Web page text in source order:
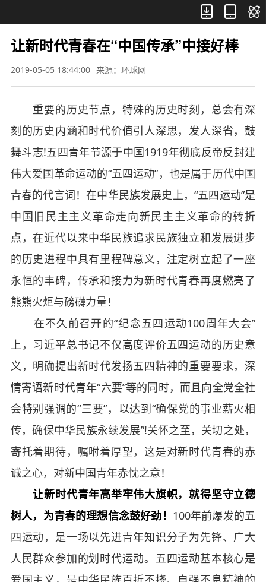



让新时代青春在“中国传承”中接好棒
2019-05-05 18:44:00 来源：环球网
重要的历史节点，特殊的历史时刻，总会有深
刻的历史内涵和时代价值引人深思，发人深省，鼓
舞斗志!五四青年节源于中国1919年彻底反帝反封建
伟大爱国革命运动的“五四运动”，也是属于历代中国
青春的代言词！在中华民族发展史上，“五四运动”是
中国旧民主主义革命走向新民主主义革命的转折
点，在近代以来中华民族追求民族独立和发展进步
的历史进程中具有里程碑意义，注定树立起了一座
永恒的丰碑，传承和接力为新时代青春再度燃亮了
熊熊火炬与磅礴力量！
在不久前召开的“纪念五四运动100周年大会”
上，习近平总书记不仅高度评价五四运动的历史意
义，明确提出新时代发扬五四精神的重要要求，深
情寄语新时代青年“六要”等的同时，而且向全党全社
会特别强调的“三要”，以达到“确保党的事业薪火相
传，确保中华民族永续发展”!关怀之至，关切之处，
寄托着期待，嘱咐着厚望，这是对新时代青春的赤
诚之心，对新中国青年赤忱之意！
让新时代青年高举牢伟大旗帜，就得坚守立德
树人，为青春的理想信念鼓好劲！ 100年前爆发的五
四运动，是一场以先进青年知识分子为先锋、广大
人民群众参加的划时代运动。五四运动基本核心是